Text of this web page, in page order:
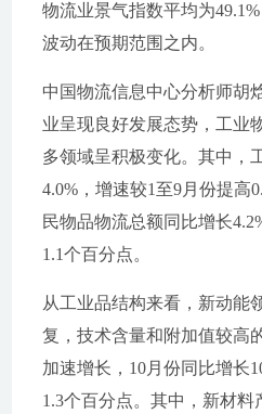
物流业景气指数平均为
波动在预期范围之内。
中国物流信息中心分析师胡
业呈现良好发展态势，工业
多领域呈积极变化。其中，
4.0%，增速较1至9月份提高
民物品物流总额同比增长
1.1个百分点。
从工业品结构来看，新动能
复，技术含量和附加值较高
加速增长，10月份同比增长
1.3个百分点。其中，新材